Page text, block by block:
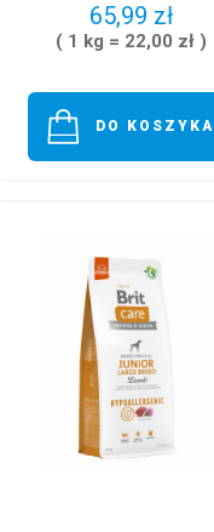
65,99 zł
( 1 kg = 22,00 zł )
DO KOSZYKA